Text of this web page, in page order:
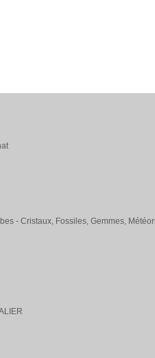
- Cristaux, Fossiles, Gemmes,